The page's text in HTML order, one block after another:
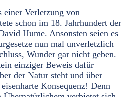
einer Verletzung von
schon im 18. Jahrhundert der
Hume. Ansonsten seien es
nun mal unverletzlich
Wunder gar nicht geben.
einziger Beweis dafür
der Natur steht und über
Konsequenz! Denn